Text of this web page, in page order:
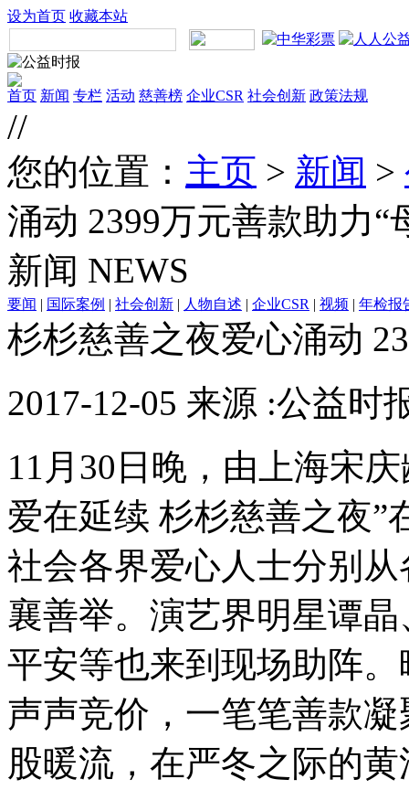
设为首页 收藏本站
首页 新闻 专栏 活动 慈善榜 企业CSR 社会创新 政策法规
//
您的位置： 主页 > 新闻 >
涌动 2399万元善款助力“
新闻 NEWS
要闻 | 国际案例 | 社会创新 | 人物自述 | 企业CSR | 视频 | 年检报
杉杉慈善之夜爱心涌动
2017-12-05 来源 :公益时
11月30日晚，由上海宋
爱在延续 杉杉慈善之夜”
社会各界爱心人士分别
襄善举。演艺界明星谭
平安等也来到现场助阵
声声竞价，一笔笔善款
股暖流，在严冬之际的